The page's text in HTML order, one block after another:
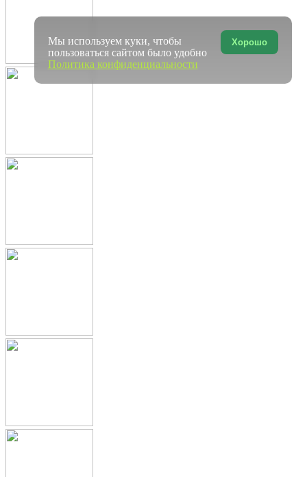
Хорошо
Мы используем куки, чтобы
пользоваться сайтом было удобно
Политика конфиденциальности